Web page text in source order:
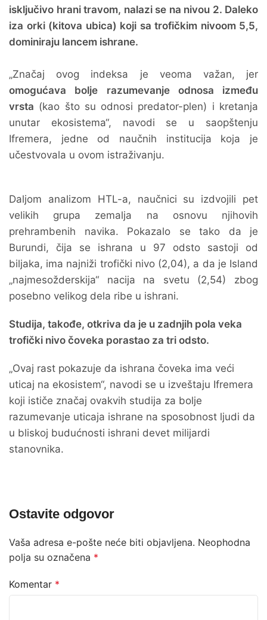
isključivo hrani travom, nalazi se na nivou 2. Daleko
iza orki (kitova ubica) koji sa trofičkim nivoom 5,5,
dominiraju lancem ishrane.
„Značaj ovog indeksa je veoma važan, jer
omogućava bolje razumevanje odnosa između
vrsta (kao što su odnosi predator-plen) i kretanja
unutar ekosistema“, navodi se u saopštenju
Ifremera, jedne od naučnih institucija koja je
učestvovala u ovom istraživanju.
Daljom analizom HTL-a, naučnici su izdvojili pet
velikih grupa zemalja na osnovu njihovih
prehrambenih navika. Pokazalo se tako da je
Burundi, čija se ishrana u 97 odsto sastoji od
biljaka, ima najniži trofički nivo (2,04), a da je Island
„najmesožderskija“ nacija na svetu (2,54) zbog
posebno velikog dela ribe u ishrani.
Studija, takođe, otkriva da je u zadnjih pola veka
trofički nivo čoveka porastao za tri odsto.
„Ovaj rast pokazuje da ishrana čoveka ima veći
uticaj na ekosistem“, navodi se u izveštaju Ifremera
koji ističe značaj ovakvih studija za bolje
razumevanje uticaja ishrane na sposobnost ljudi da
u bliskoj budućnosti ishrani devet milijardi
stanovnika.
Ostavite odgovor
Vaša adresa e-pošte neće biti objavljena. Neophodna
polja su označena *
Komentar *